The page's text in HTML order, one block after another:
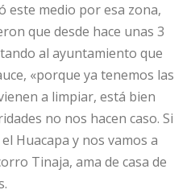
este medio por esa zona,
que desde hace unas 3
al ayuntamiento que
«porque ya tenemos las
a limpiar, está bien
no nos hacen caso. Si
Huacapa y nos vamos a
Tinaja, ama de casa de